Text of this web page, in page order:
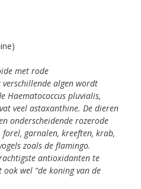
met rode
algen wordt
Haematococcus pluvialis,
veel astaxanthine. De dieren
onderscheidende rozerode
garnalen, kreeften, krab,
zoals de flamingo.
antioxidanten te
wel “de koning van de